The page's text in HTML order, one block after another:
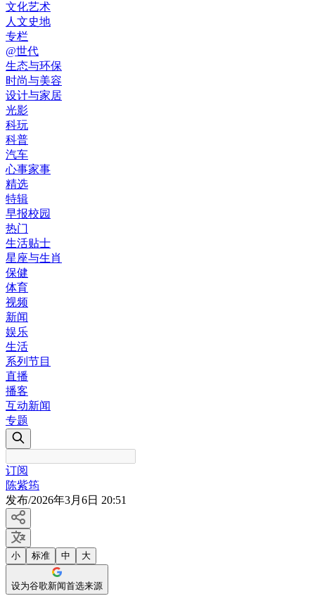
文化艺术
人文史地
专栏
@世代
生态与环保
时尚与美容
设计与家居
光影
科玩
科普
汽车
心事家事
精选
特辑
早报校园
热门
生活贴士
星座与生肖
保健
体育
视频
新闻
娱乐
生活
系列节目
直播
播客
互动新闻
专题
订阅
陈紫筠
发布/2026年3月6日 20:51
小 标准 中 大
设为谷歌新闻首选来源